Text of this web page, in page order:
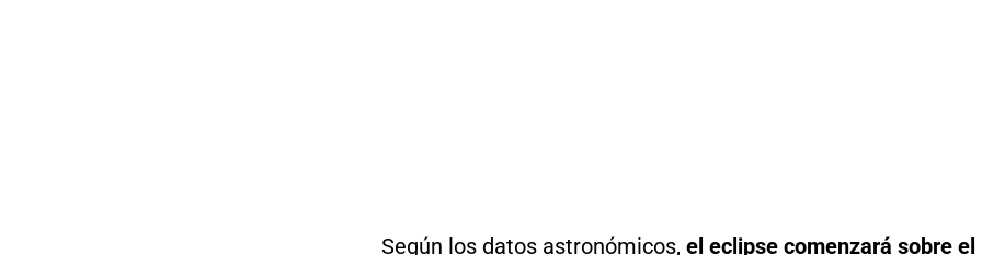
Según los datos astronómicos, el eclipse comenzará sobre el